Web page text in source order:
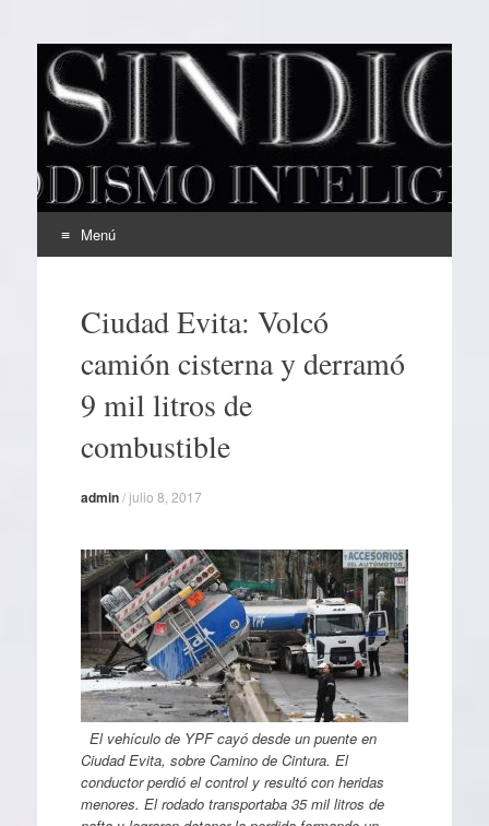
EL SINDICAL
Periodismo Inteligente
Menú
contenidoCiudad Evita: Volcó
camión cisterna y derramó
9 mil litros de
combustible
admin/julio 8, 2017
El vehículo de YPF cayó desde un puente en
Ciudad Evita, sobre Camino de Cintura. El
conductor perdió el control y resultó con heridas
menores. El rodado transportaba 35 mil litros de